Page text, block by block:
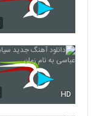
5831
5832
HD